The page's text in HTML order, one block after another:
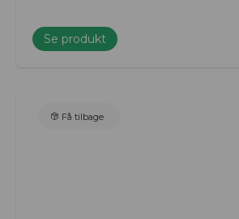
Se produkt
Få tilbage